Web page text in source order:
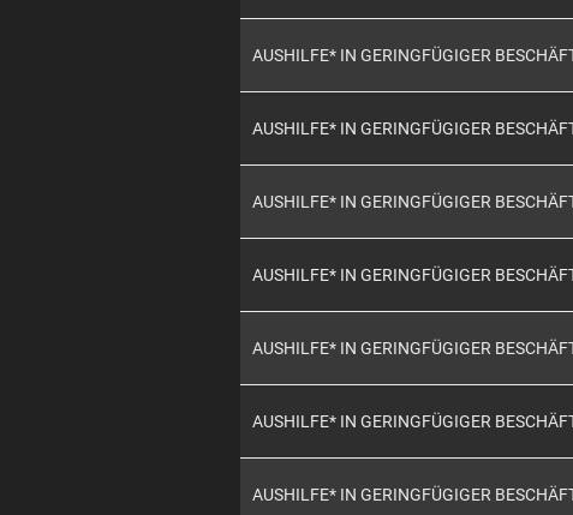
AUSHILFE* IN GERINGFÜGIGER
AUSHILFE* IN GERINGFÜGIGER
AUSHILFE* IN GERINGFÜGIGER
AUSHILFE* IN GERINGFÜGIGER
AUSHILFE* IN GERINGFÜGIGER
AUSHILFE* IN GERINGFÜGIGER
AUSHILFE* IN GERINGFÜGIGER